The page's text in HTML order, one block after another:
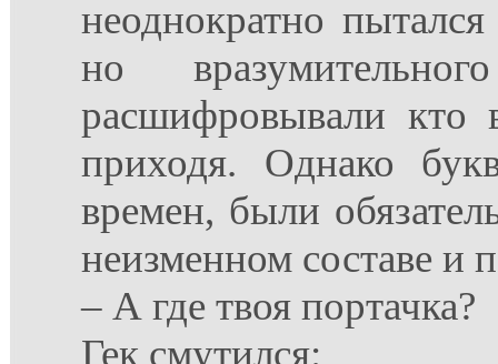
неоднократно
но
расшифровывали
приходя. Однако
времен, были
неизменном составе и
– А где твоя портачка?
Гек смутился: